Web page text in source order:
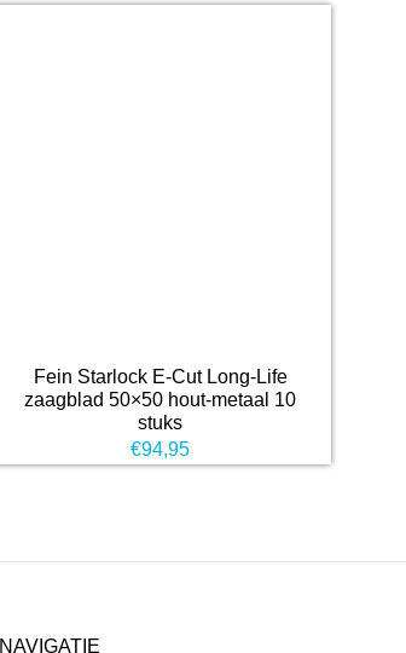
Fein Starlock E-Cut Long-Life
zaagblad 50×50 hout-metaal 10
stuks
€94,95
NAVIGATIE